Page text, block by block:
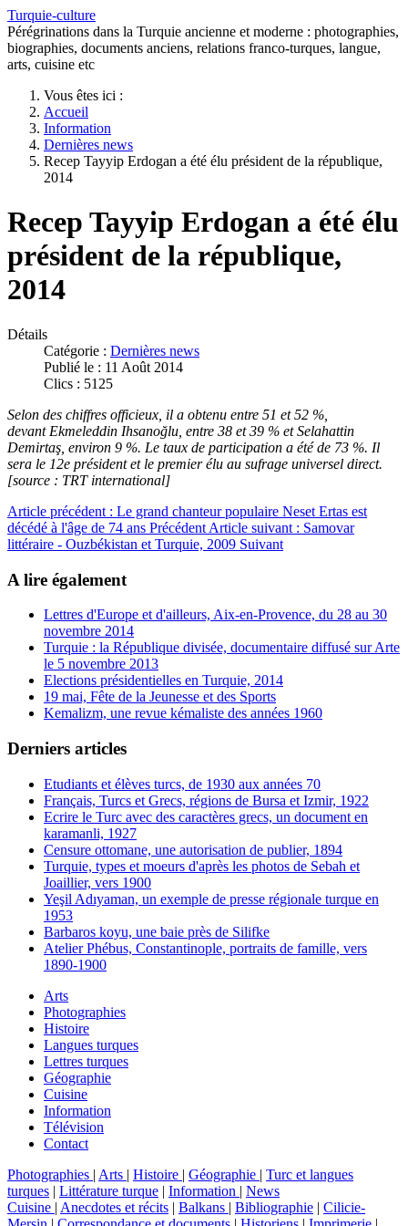
Turquie-culture
Pérégrinations dans la Turquie ancienne et moderne : photographies,
biographies, documents anciens, relations franco-turques, langue,
arts, cuisine etc
Vous êtes ici :
Accueil
Information
Dernières news
Recep Tayyip Erdogan a été élu président de la république,
2014
Recep Tayyip Erdogan a été élu
président de la république,
2014
Détails
Catégorie : Dernières news
Publié le : 11 Août 2014
Clics : 5125
Selon des chiffres officieux, il a obtenu entre 51 et 52 %,
devant Ekmeleddin Ihsanoğlu, entre 38 et 39 % et Selahattin
Demirtaş, environ 9 %. Le taux de participation a été de 73 %. Il
sera le 12e président et le premier élu au sufrage universel direct.
[source : TRT international]
Article précédent : Le grand chanteur populaire Neset Ertas est
décédé à l'âge de 74 ans Précédent Article suivant : Samovar
littéraire - Ouzbékistan et Turquie, 2009 Suivant
A lire également
Lettres d'Europe et d'ailleurs, Aix-en-Provence, du 28 au 30
novembre 2014
Turquie : la République divisée, documentaire diffusé sur Arte
le 5 novembre 2013
Elections présidentielles en Turquie, 2014
19 mai, Fête de la Jeunesse et des Sports
Kemalizm, une revue kémaliste des années 1960
Derniers articles
Etudiants et élèves turcs, de 1930 aux années 70
Français, Turcs et Grecs, régions de Bursa et Izmir, 1922
Ecrire le Turc avec des caractères grecs, un document en
karamanli, 1927
Censure ottomane, une autorisation de publier, 1894
Turquie, types et moeurs d'après les photos de Sebah et
Joaillier, vers 1900
Yeşil Adıyaman, un exemple de presse régionale turque en
1953
Barbaros koyu, une baie près de Silifke
Atelier Phébus, Constantinople, portraits de famille, vers
1890-1900
Arts
Photographies
Histoire
Langues turques
Lettres turques
Géographie
Cuisine
Information
Télévision
Contact
Photographies | Arts | Histoire | Géographie | Turc et langues
turques | Littérature turque | Information | News
Cuisine | Anecdotes et récits | Balkans | Bibliographie | Cilicie-